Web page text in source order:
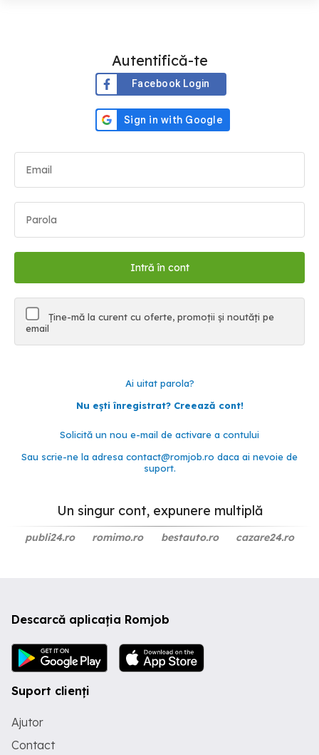
Autentifică-te
Facebook Login
Ține-mă la curent cu oferte, promoții și noutăți pe
email
Ai uitat parola?
Nu ești înregistrat? Creează cont!
Solicită un nou e-mail de activare a contului
Sau scrie-ne la adresa contact@romjob.ro daca ai nevoie de
suport.
Un singur cont, expunere multiplă
publi24.ro romimo.ro bestauto.ro cazare24.ro
Descarcă aplicația Romjob
Suport clienți
Ajutor
Contact